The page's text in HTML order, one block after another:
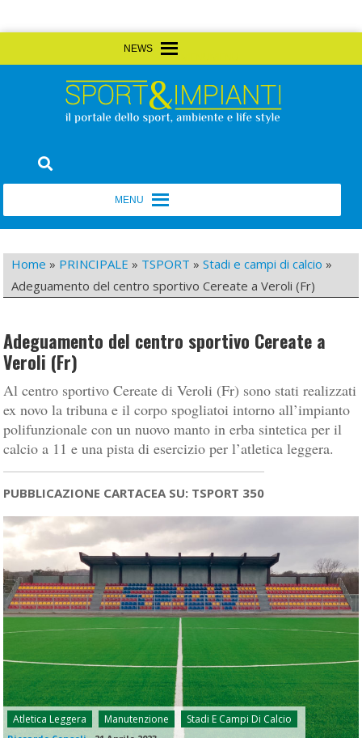
to
Sport&Impianti
Home » PRINCIPALE » TSPORT »Stadi e campi di calcio »
Adeguamento del centro sportivo Cereate a Veroli (Fr)
Adeguamento del centro sportivo Cereate a
Veroli (Fr)
Al centro sportivo Cereate di Veroli (Fr) sono stati realizzati
ex novo la tribuna e il corpo spogliatoi intorno all’impianto
polifunzionale con un nuovo manto in erba sintetica per il
calcio a 11 e una pista di esercizio per l’atletica leggera.
PUBBLICAZIONE CARTACEA SU: TSPORT 350
Atletica Leggera Manutenzione Stadi E Campi Di Calcio